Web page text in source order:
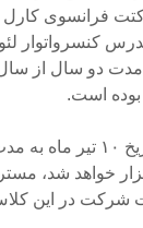
فرانسوی
کنسرواتوار لئو
است.
کارگاه نوازندگی نادر
خواهد شد، مستر
شرکت در این